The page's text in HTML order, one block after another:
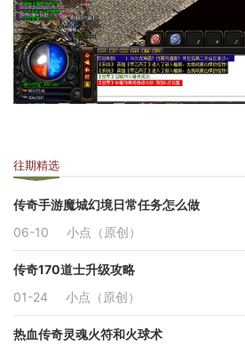
往期精选
传奇手游魔城幻境日常任务怎么做
06-10
小点（原创）
传奇170道士升级攻略
01-24
小点（原创）
热血传奇灵魂火符和火球术